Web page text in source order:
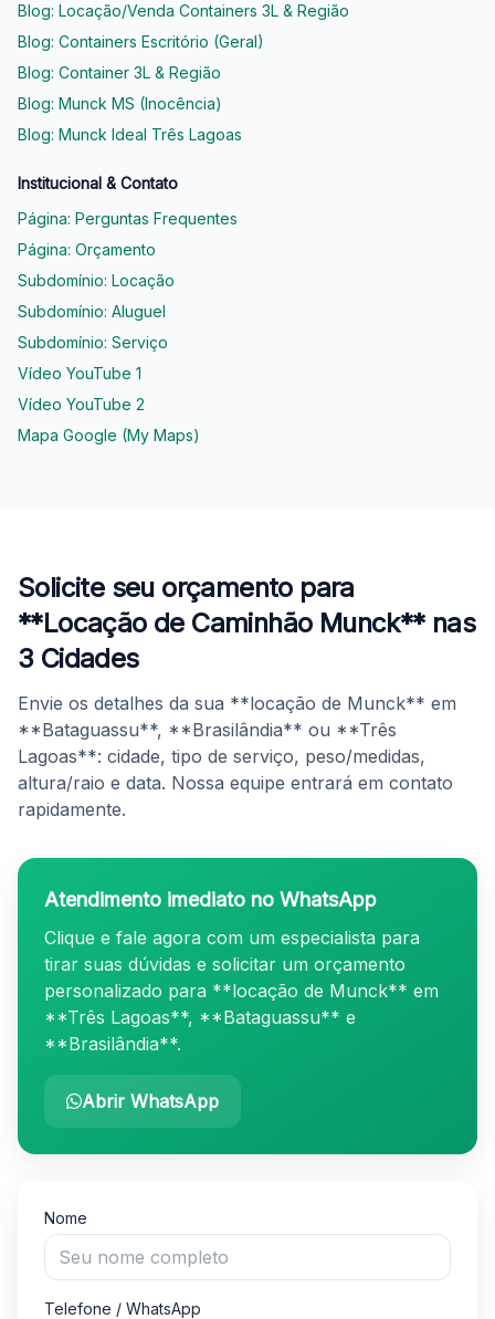
Blog: Locação/Venda Containers 3L & Região
Blog: Containers Escritório (Geral)
Blog: Container 3L & Região
Blog: Munck MS (Inocência)
Blog: Munck Ideal Três Lagoas
Institucional & Contato
Página: Perguntas Frequentes
Página: Orçamento
Subdomínio: Locação
Subdomínio: Aluguel
Subdomínio: Serviço
Vídeo YouTube 1
Vídeo YouTube 2
Mapa Google (My Maps)
Solicite seu orçamento para
**Locação de Caminhão Munck** nas
3 Cidades
Envie os detalhes da sua **locação de Munck** em
**Bataguassu**, **Brasilândia** ou **Três
Lagoas**: cidade, tipo de serviço, peso/medidas,
altura/raio e data. Nossa equipe entrará em contato
rapidamente.
Atendimento imediato no WhatsApp
Clique e fale agora com um especialista para
tirar suas dúvidas e solicitar um orçamento
personalizado para **locação de Munck** em
**Três Lagoas**, **Bataguassu** e
**Brasilândia**.
Abrir WhatsApp
Nome
Telefone / WhatsApp
Envio de orçamento por formulário para Locação